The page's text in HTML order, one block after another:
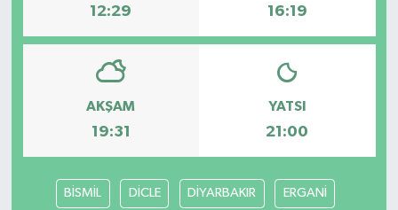
12:29 16:19
AKŞAM
19:31
YATSI
21:00
BİSMİL DİCLE DİYARBAKIR ERGANİ